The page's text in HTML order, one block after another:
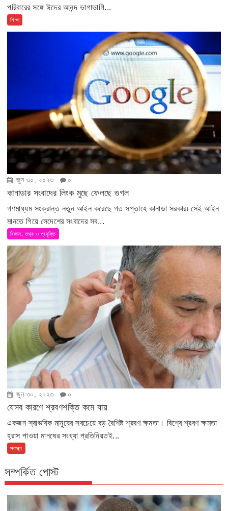
পরিবারের সঙ্গে ঈদের আনন্দ ভাগাভাগি...
শিক্ষা
জুন ৩০, ২০২৩ ০
কানাডার সংবাদের লিংক মুছে ফেলছে গুগল
গণমাধ্যম সংক্রান্ত নতুন আইন করেছে গত সপ্তাহে কানাডা সরকার৷ সেই আইন
মানতে গিয়ে সেদেশের সংবাদের সব...
বিজ্ঞান, তথ্য ও প্রযুক্তি
জুন ৩০, ২০২৩ ০
যেসব কারণে শ্রবণশক্তি কমে যায়
একজন স্বাভবিক মানুষের সবচেয়ে বড় বৈশিষ্ট শ্রবণ ক্ষমতা। বিশ্বে শ্রবণ ক্ষমতা
হ্রাস পাওয়া মানষের সংখ্যা প্রতিনিয়তই...
স্বাস্থ্য
সম্পর্কিত পোস্ট